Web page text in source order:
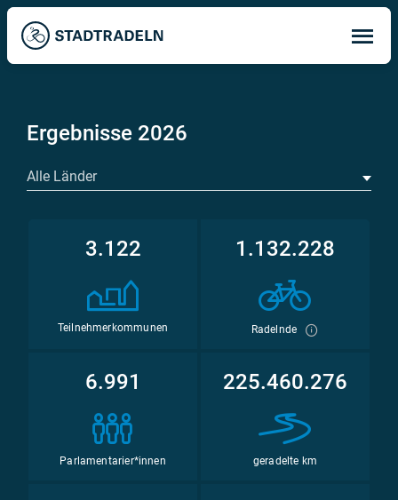
Ergebnisse 2026
Alle Länder
3.122
Teilnehmerkommunen
1.132.228
Radelnde
6.991
Parlamentarier*innen
225.460.276
geradelte km